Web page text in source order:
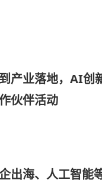
产业落地，AI创
伙伴活动
出海、人工智能